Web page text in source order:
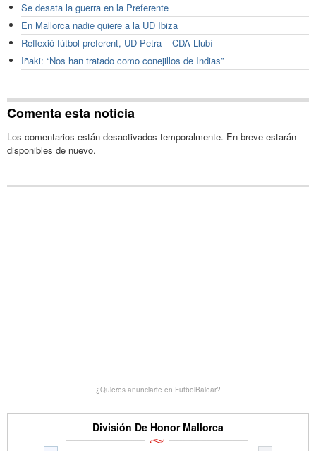
Se desata la guerra en la Preferente
En Mallorca nadie quiere a la UD Ibiza
Reflexió fútbol preferent, UD Petra – CDA Llubí
Iñaki: “Nos han tratado como conejillos de Indias”
Comenta esta noticia
Los comentarios están desactivados temporalmente. En breve estarán
disponibles de nuevo.
¿Quieres anunciarte en FutbolBalear?
División De Honor Mallorca